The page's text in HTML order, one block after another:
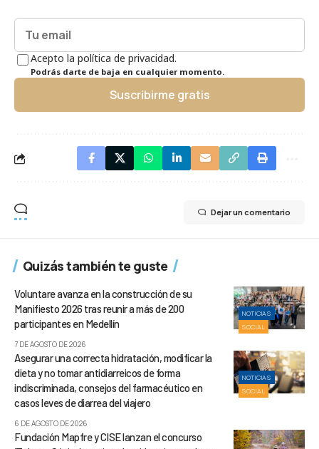
Acepto la política de privacidad.
Podrás darte de baja en cualquier momento.
Suscribirme gratis
Dejar un comentario
Quizás también te guste
NOTICIAS
SOCIAL
Voluntare avanza en la construcción de su
Manifiesto 2026 tras reunir a más de 200
participantes en Medellín
7 DE AGOSTO DE 2026
NOTICIAS
SOCIAL
Asegurar una correcta hidratación, modificar la
dieta y no tomar antidiarreicos de forma
indiscriminada, consejos del farmacéutico en
casos leves de diarrea del viajero
6 DE AGOSTO DE 2026
Fundación Mapfre y CISE lanzan el concurso